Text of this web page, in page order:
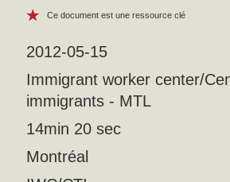
Ce document est une ressource clé
2012-05-15
Immigrant worker center/
immigrants - MTL
14min 20 sec
Montréal